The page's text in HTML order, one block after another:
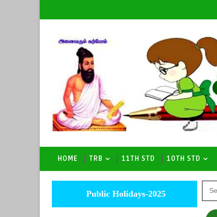
HOME TRB 11TH STD 10TH STD
Public Holidays-2025